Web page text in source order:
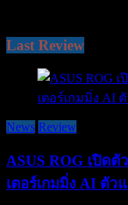
Last Review
News Review
ASUS ROG เปิดตั
เตอร์เกมมิ่ง AI ตัว